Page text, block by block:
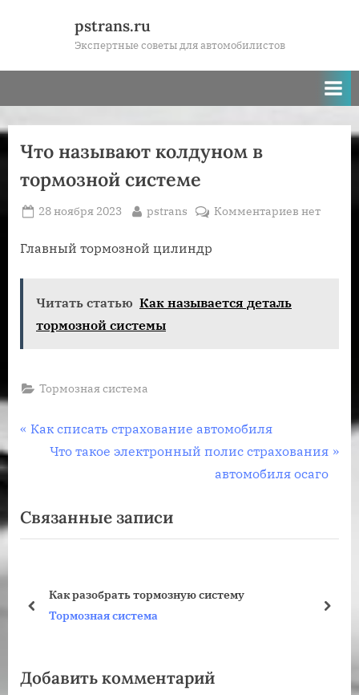
pstrans.ru
Экспертные советы для автомобилистов
Что называют колдуном в
тормозной системе
Posted
28 ноября 2023 By
pstrans Комментариевкнет
Главный тормозной цилиндр
Читать статью Как называется деталь
тормозной системы
Тормозная система
Навигация
П
ы
д
а
а
Как списать страхование автомобиля
С
д
у
а
Что такое электронный полис страхования
автомобиля осаго
Связанные записи
Как разобрать тормозную систему
Тормозная система
пред
Добавить комментарий